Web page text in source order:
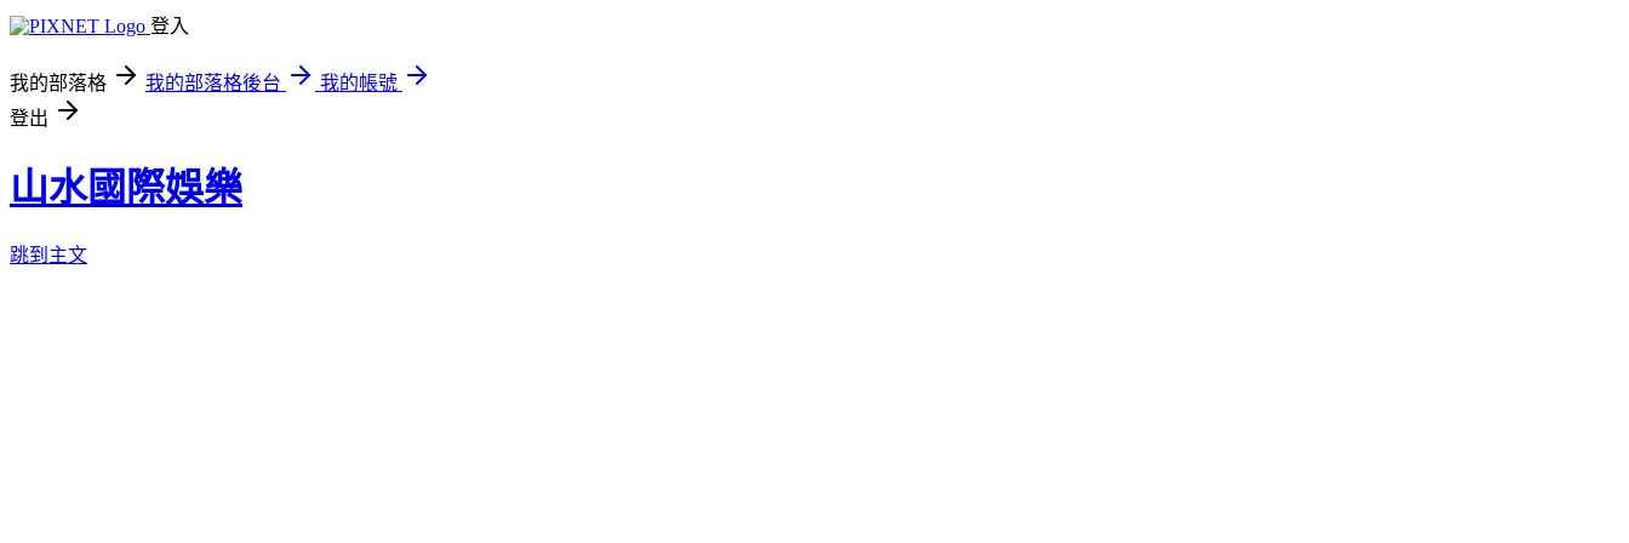
登入
我的部落格 我的部落格後台
我的帳號
登出
山水國際娛樂
跳到主文